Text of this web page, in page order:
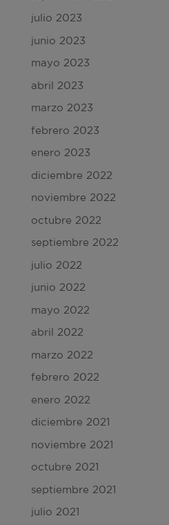
julio 2023
junio 2023
mayo 2023
abril 2023
marzo 2023
febrero 2023
enero 2023
diciembre 2022
noviembre 2022
octubre 2022
septiembre 2022
julio 2022
junio 2022
mayo 2022
abril 2022
marzo 2022
febrero 2022
enero 2022
diciembre 2021
noviembre 2021
octubre 2021
septiembre 2021
julio 2021